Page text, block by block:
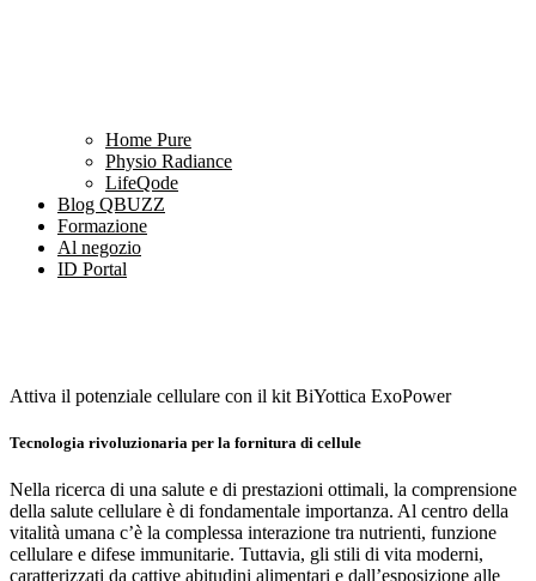
Home Pure
Physio Radiance
LifeQode
Blog QBUZZ
Formazione
Al negozio
ID Portal
Attiva il potenziale cellulare con il kit BiYottica ExoPower
Tecnologia rivoluzionaria per la fornitura di cellule
Nella ricerca di una salute e di prestazioni ottimali, la comprensione
della salute cellulare è di fondamentale importanza. Al centro della
vitalità umana c’è la complessa interazione tra nutrienti, funzione
cellulare e difese immunitarie. Tuttavia, gli stili di vita moderni,
caratterizzati da cattive abitudini alimentari e dall’esposizione alle